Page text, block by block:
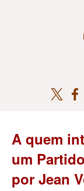
A quem
um
por Jean